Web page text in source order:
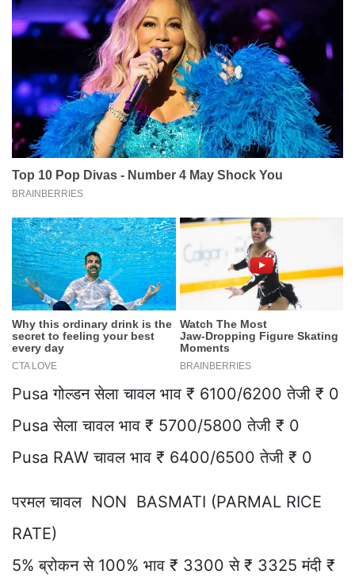
Pusa गोल्डन सेला चावल भाव ₹ 6100/6200 तेजी ₹ 0
Pusa सेला चावल भाव ₹ 5700/5800 तेजी ₹ 0
Pusa RAW चावल भाव ₹ 6400/6500 तेजी ₹ 0
परमल चावल NON BASMATI (PARMAL RICE
RATE)
5% ब्रोकन से 100% भाव ₹ 3300 से ₹ 3325 मंदी ₹